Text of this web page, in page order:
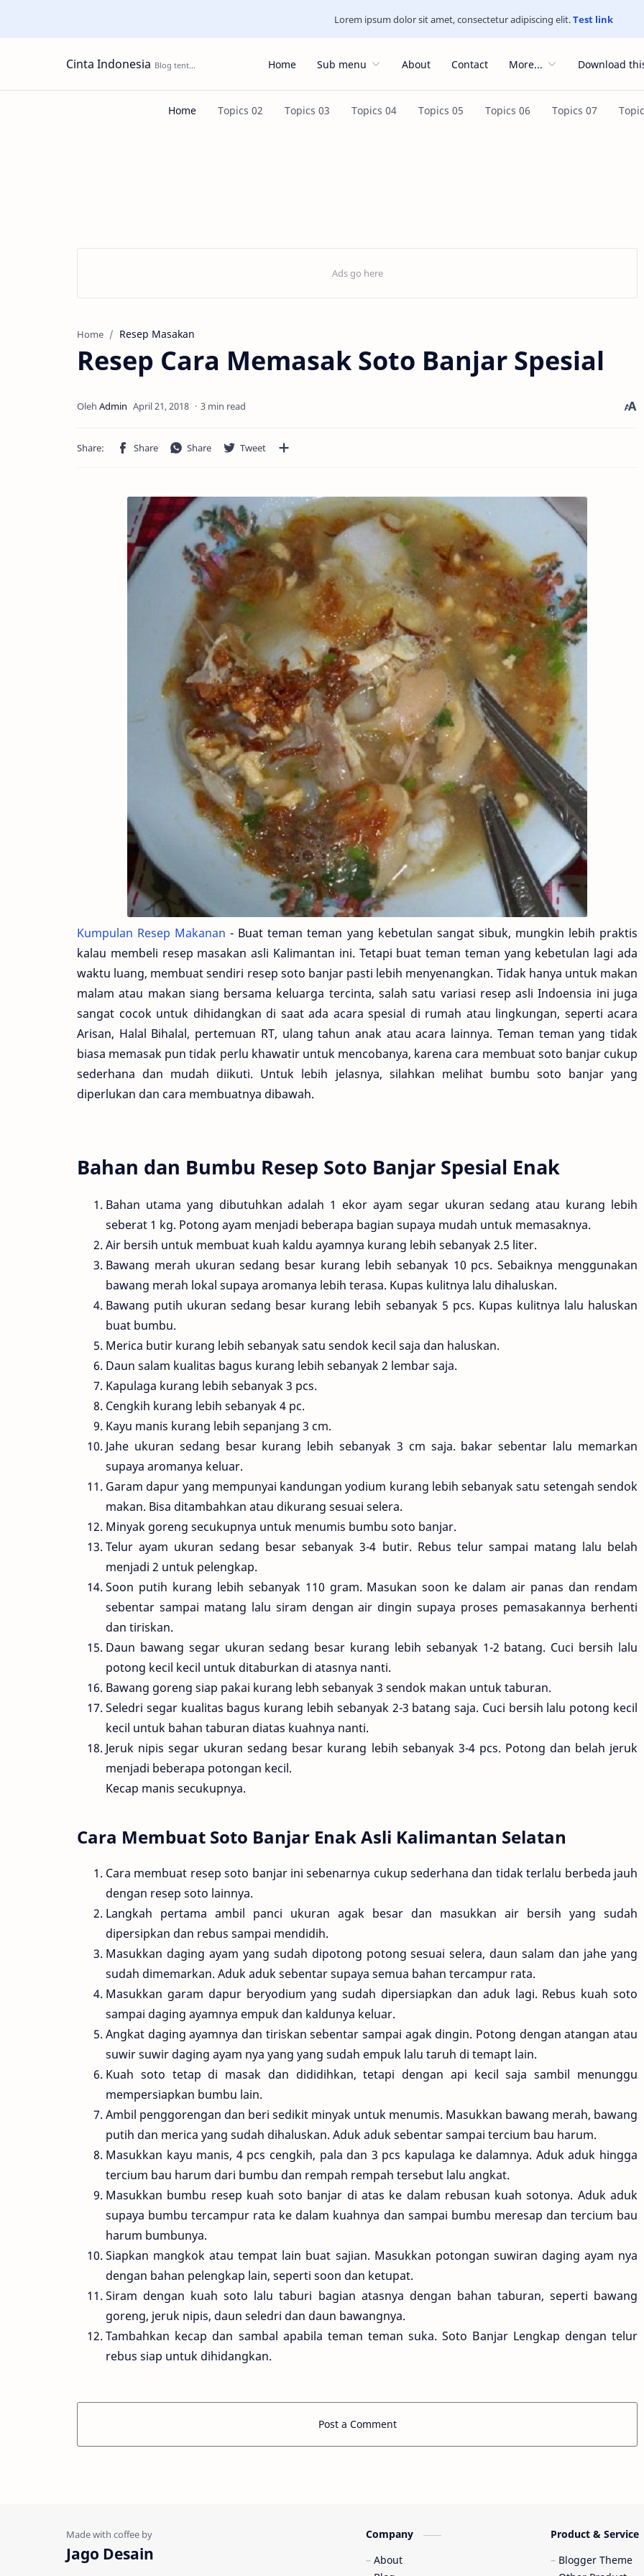
Lorem ipsum dolor sit amet, consectetur adipiscing elit.Test link
Cinta Indonesia Home Sub menu About Contact More... Download
Home Resep Masakan
Resep Cara Memasak Soto Banjar Spesial
3 min read
Kumpulan Resep Makanan - Buat teman teman yang kebetulan sangat sibuk, mungkin lebih praktis
kalau membeli resep masakan asli Kalimantan ini. Tetapi buat teman teman yang kebetulan lagi ada
waktu luang, membuat sendiri resep soto banjar pasti lebih menyenangkan. Tidak hanya untuk makan
malam atau makan siang bersama keluarga tercinta, salah satu variasi resep asli Indoensia ini juga
sangat cocok untuk dihidangkan di saat ada acara spesial di rumah atau lingkungan, seperti acara
Arisan, Halal Bihalal, pertemuan RT, ulang tahun anak atau acara lainnya. Teman teman yang tidak
biasa memasak pun tidak perlu khawatir untuk mencobanya, karena cara membuat soto banjar cukup
sederhana dan mudah diikuti. Untuk lebih jelasnya, silahkan melihat bumbu soto banjar yang
diperlukan dan cara membuatnya dibawah.
Bahan dan Bumbu Resep Soto Banjar Spesial Enak
Bahan utama yang dibutuhkan adalah 1 ekor ayam segar ukuran sedang atau kurang lebih
seberat 1 kg. Potong ayam menjadi beberapa bagian supaya mudah untuk memasaknya.
Air bersih untuk membuat kuah kaldu ayamnya kurang lebih sebanyak 2.5 liter.
Bawang merah ukuran sedang besar kurang lebih sebanyak 10 pcs. Sebaiknya menggunakan
bawang merah lokal supaya aromanya lebih terasa. Kupas kulitnya lalu dihaluskan.
Bawang putih ukuran sedang besar kurang lebih sebanyak 5 pcs. Kupas kulitnya lalu haluskan
buat bumbu.
Merica butir kurang lebih sebanyak satu sendok kecil saja dan haluskan.
Daun salam kualitas bagus kurang lebih sebanyak 2 lembar saja.
Kapulaga kurang lebih sebanyak 3 pcs.
Cengkih kurang lebih sebanyak 4 pc.
Kayu manis kurang lebih sepanjang 3 cm.
Jahe ukuran sedang besar kurang lebih sebanyak 3 cm saja. bakar sebentar lalu memarkan
supaya aromanya keluar.
Garam dapur yang mempunyai kandungan yodium kurang lebih sebanyak satu setengah sendok
makan. Bisa ditambahkan atau dikurang sesuai selera.
Minyak goreng secukupnya untuk menumis bumbu soto banjar.
Telur ayam ukuran sedang besar sebanyak 3-4 butir. Rebus telur sampai matang lalu belah
menjadi 2 untuk pelengkap.
Soon putih kurang lebih sebanyak 110 gram. Masukan soon ke dalam air panas dan rendam
sebentar sampai matang lalu siram dengan air dingin supaya proses pemasakannya berhenti
dan tiriskan.
Daun bawang segar ukuran sedang besar kurang lebih sebanyak 1-2 batang. Cuci bersih lalu
potong kecil kecil untuk ditaburkan di atasnya nanti.
Bawang goreng siap pakai kurang lebh sebanyak 3 sendok makan untuk taburan.
Seledri segar kualitas bagus kurang lebih sebanyak 2-3 batang saja. Cuci bersih lalu potong kecil
kecil untuk bahan taburan diatas kuahnya nanti.
Jeruk nipis segar ukuran sedang besar kurang lebih sebanyak 3-4 pcs. Potong dan belah jeruk
menjadi beberapa potongan kecil.
Kecap manis secukupnya.
Cara Membuat Soto Banjar Enak Asli Kalimantan Selatan
Cara membuat resep soto banjar ini sebenarnya cukup sederhana dan tidak terlalu berbeda jauh
dengan resep soto lainnya.
Langkah pertama ambil panci ukuran agak besar dan masukkan air bersih yang sudah
dipersipkan dan rebus sampai mendidih.
Masukkan daging ayam yang sudah dipotong potong sesuai selera, daun salam dan jahe yang
sudah dimemarkan. Aduk aduk sebentar supaya semua bahan tercampur rata.
Masukkan garam dapur beryodium yang sudah dipersiapkan dan aduk lagi. Rebus kuah soto
sampai daging ayamnya empuk dan kaldunya keluar.
Angkat daging ayamnya dan tiriskan sebentar sampai agak dingin. Potong dengan atangan atau
suwir suwir daging ayam nya yang yang sudah empuk lalu taruh di temapt lain.
Kuah soto tetap di masak dan dididihkan, tetapi dengan api kecil saja sambil menunggu
mempersiapkan bumbu lain.
Ambil penggorengan dan beri sedikit minyak untuk menumis. Masukkan bawang merah, bawang
putih dan merica yang sudah dihaluskan. Aduk aduk sebentar sampai tercium bau harum.
Masukkan kayu manis, 4 pcs cengkih, pala dan 3 pcs kapulaga ke dalamnya. Aduk aduk hingga
tercium bau harum dari bumbu dan rempah rempah tersebut lalu angkat.
Masukkan bumbu resep kuah soto banjar di atas ke dalam rebusan kuah sotonya. Aduk aduk
supaya bumbu tercampur rata ke dalam kuahnya dan sampai bumbu meresap dan tercium bau
harum bumbunya.
Siapkan mangkok atau tempat lain buat sajian. Masukkan potongan suwiran daging ayam nya
dengan bahan pelengkap lain, seperti soon dan ketupat.
Siram dengan kuah soto lalu taburi bagian atasnya dengan bahan taburan, seperti bawang
goreng, jeruk nipis, daun seledri dan daun bawangnya.
Tambahkan kecap dan sambal apabila teman teman suka. Soto Banjar Lengkap dengan telur
rebus siap untuk dihidangkan.
Post a Comment
Jago Desain
Company
About
Product & Service
Blogger Theme